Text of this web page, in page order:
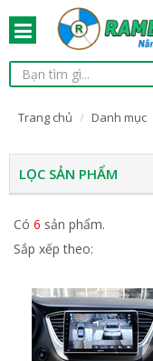
Trang chủ Danh mục
LỌC SẢN PHẨM
Có 6 sản phẩm.
Sắp xếp theo: